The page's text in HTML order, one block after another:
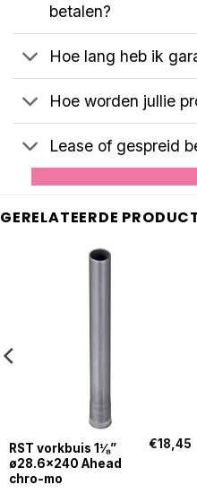
betalen?
Hoe lang heb ik
Hoe worden jullie
Lease of gespreid
GERELATEERDE
RST vorkbuis 1⅛”
ø28.6×240 Ahead
chro-mo
€18,45